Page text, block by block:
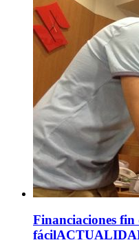
Financiaciones
fácil